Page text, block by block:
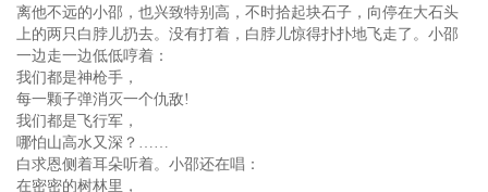
离他不远的小邵，也兴致特别高，不时拾起块石子，向停在大石头
上的两只白脖儿扔去。没有打着，白脖儿惊得扑扑地飞走了。小邵
一边走一边低低哼着：
我们都是神枪手，
每一颗子弹消灭一个仇敌!
我们都是飞行军，
哪怕山高水又深？……
白求恩侧着耳朵听着。小邵还在唱：
在密密的树林里，